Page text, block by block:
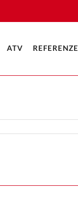
ATV